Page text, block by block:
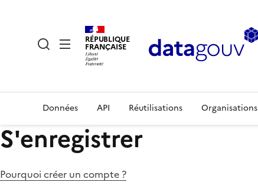
RÉPUBLIQUE
FRANÇAISE
Données API Réutilisations Organisations
S'enregistrer
Pourquoi créer un compte ?